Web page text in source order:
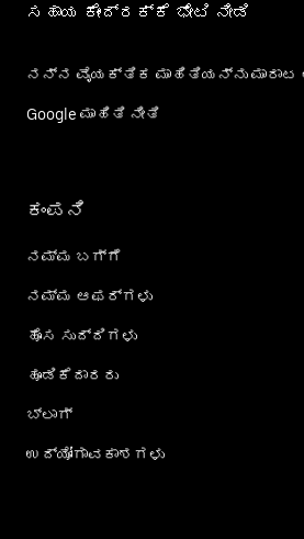
ಸಹಾಯ ಕೇಂದ್ರಕ್ಕೆ ಭೇಟಿ ನೀಡಿ
ನನ್ನ ವೈಯಕ್ತಿಕ ಮಾಹಿತಿಯನ್ನು ಮಾರಾಟ
Google ಮಾಹಿತಿ ನೀತಿ
ಕಂಪನಿ
ನಮ್ಮ ಬಗ್ಗೆ
ನಮ್ಮ ಆಫರ್‌ಗಳು
ಹೊಸ ಸುದ್ದಿಗಳು
ಹೂಡಿಕೆದಾರರು
ಬ್ಲಾಗ್
ಉದ್ಯೋಗಾವಕಾಶಗಳು